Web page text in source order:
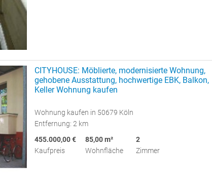
CITYHOUSE: Möblierte, modernisierte Wohnung,
gehobene Ausstattung, hochwertige EBK, Balkon,
Keller Wohnung kaufen
Wohnung kaufen in 50679 Köln
Entfernung: 2 km
455.000,00 €
Kaufpreis
85,00 m²
Wohnfläche
2
Zimmer